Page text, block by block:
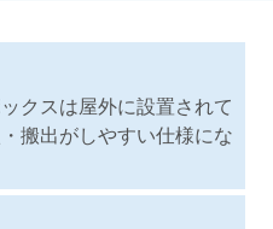
クスは屋外に設置されて
搬出がしやすい仕様にな